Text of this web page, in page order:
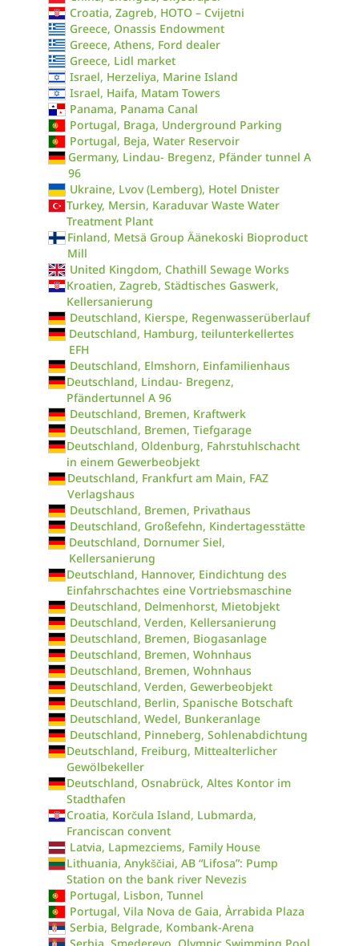
Croatia, Zagreb, HOTO – Cvijetni
Greece, Onassis Endowment
Greece, Athens, Ford dealer
Greece, Lidl market
Israel, Herzeliya, Marine Island
Israel, Haifa, Matam Towers
Panama, Panama Canal
Portugal, Braga, Underground Parking
Portugal, Beja, Water Reservoir
Germany, Lindau- Bregenz, Pfänder tunnel A
96
Ukraine, Lvov (Lemberg), Hotel Dnister
Turkey, Mersin, Karaduvar Waste Water
Treatment Plant
Finland, Metsä Group Äänekoski Bioproduct
Mill
United Kingdom, Chathill Sewage Works
Kroatien, Zagreb, Städtisches Gaswerk,
Kellersanierung
Deutschland, Kierspe, Regenwasserüberlauf
Deutschland, Hamburg, teilunterkellertes
EFH
Deutschland, Elmshorn, Einfamilienhaus
Deutschland, Lindau- Bregenz,
Pfändertunnel A 96
Deutschland, Bremen, Kraftwerk
Deutschland, Bremen, Tiefgarage
Deutschland, Oldenburg, Fahrstuhlschacht
in einem Gewerbeobjekt
Deutschland, Frankfurt am Main, FAZ
Verlagshaus
Deutschland, Bremen, Privathaus
Deutschland, Großefehn, Kindertagesstätte
Deutschland, Dornumer Siel,
Kellersanierung
Deutschland, Hannover, Eindichtung des
Einfahrschachtes eine Vortriebsmaschine
Deutschland, Delmenhorst, Mietobjekt
Deutschland, Verden, Kellersanierung
Deutschland, Bremen, Biogasanlage
Deutschland, Bremen, Wohnhaus
Deutschland, Bremen, Wohnhaus
Deutschland, Verden, Gewerbeobjekt
Deutschland, Berlin, Spanische Botschaft
Deutschland, Wedel, Bunkeranlage
Deutschland, Pinneberg, Sohlenabdichtung
Deutschland, Freiburg, Mittealterlicher
Gewölbekeller
Deutschland, Osnabrück, Altes Kontor im
Stadthafen
Croatia, Korčula Island, Lubmarda,
Franciscan convent
Latvia, Lapmezciems, Family House
Lithuania, Anykščiai, AB “Lifosa”: Pump
Station on the bank river Nevezis
Portugal, Lisbon, Tunnel
Portugal, Vila Nova de Gaia, Àrrabida Plaza
Serbia, Belgrade, Kombank-Arena